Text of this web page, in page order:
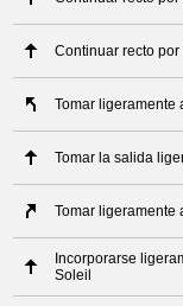
Continuar recto
Tomar ligeramente
Tomar la salida
Tomar ligeramente
Incorporarse
Soleil